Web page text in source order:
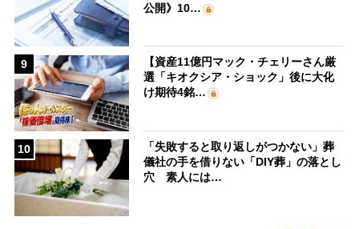
公開》10…
9
【資産11億円マック・チェリーさん厳
選「キオクシア・ショック」後に大化
け期待4銘…
10
「失敗すると取り返しがつかない」葬
儀社の手を借りない「DIY葬」の落とし
穴 素人には…